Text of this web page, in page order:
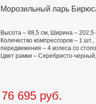
Морозильный ларь
Высота – 88,5 см, Ширина –
Количество компрессоров – 1
передвижения – 4 колеса со
Цвет рамки – Серебристо-
76 695 руб.